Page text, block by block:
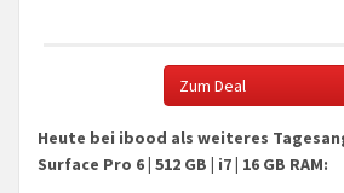
Zum Deal
Heute bei ibood als weiteres
Surface Pro 6 | 512 GB | i7 | 16 GB RAM: